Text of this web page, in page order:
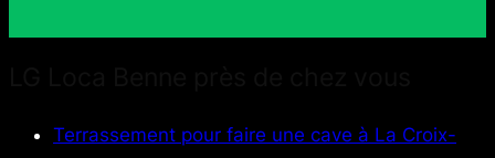
Terrassement pour faire une cave à La Croix-